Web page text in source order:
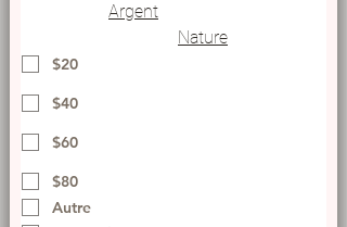
Argent
Nature
$20
$40
$60
$80
Autre